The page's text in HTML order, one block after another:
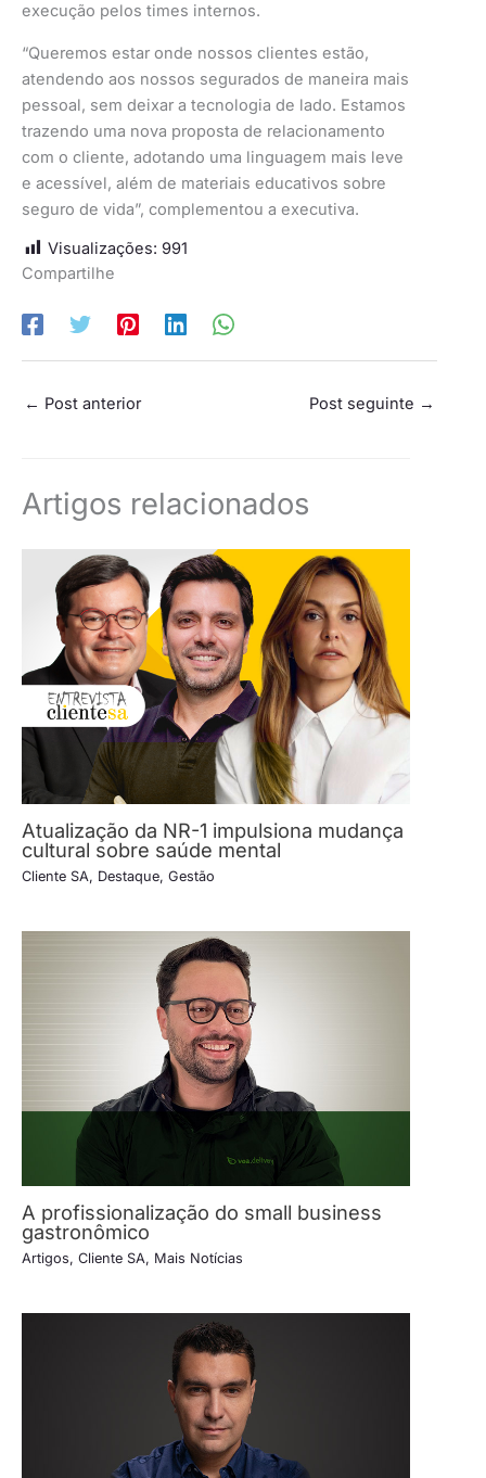
execução pelos times internos.
“Queremos estar onde nossos clientes estão,
atendendo aos nossos segurados de maneira mais
pessoal, sem deixar a tecnologia de lado. Estamos
trazendo uma nova proposta de relacionamento
com o cliente, adotando uma linguagem mais leve
e acessível, além de materiais educativos sobre
seguro de vida”, complementou a executiva.
Visualizações: 991
Compartilhe
← Post anterior Post seguinte →
Artigos relacionados
Atualização da NR-1 impulsiona mudança
cultural sobre saúde mental
Cliente SA, Destaque, Gestão
A profissionalização do small business
gastronômico
Artigos, Cliente SA, Mais Notícias